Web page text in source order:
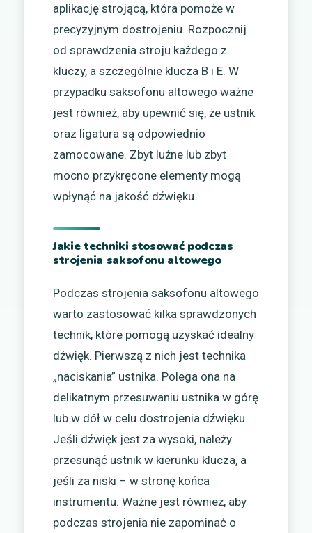
aplikację strojącą, która pomoże w
precyzyjnym dostrojeniu. Rozpocznij
od sprawdzenia stroju każdego z
kluczy, a szczególnie klucza B i E. W
przypadku saksofonu altowego ważne
jest również, aby upewnić się, że ustnik
oraz ligatura są odpowiednio
zamocowane. Zbyt luźne lub zbyt
mocno przykręcone elementy mogą
wpłynąć na jakość dźwięku.
Jakie techniki stosować podczas
strojenia saksofonu altowego
Podczas strojenia saksofonu altowego
warto zastosować kilka sprawdzonych
technik, które pomogą uzyskać idealny
dźwięk. Pierwszą z nich jest technika
„naciskania” ustnika. Polega ona na
delikatnym przesuwaniu ustnika w górę
lub w dół w celu dostrojenia dźwięku.
Jeśli dźwięk jest za wysoki, należy
przesunąć ustnik w kierunku klucza, a
jeśli za niski – w stronę końca
instrumentu. Ważne jest również, aby
podczas strojenia nie zapominać o